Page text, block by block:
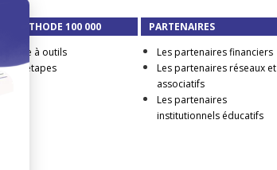
LA MÉTHODE 100 000
boite à outils
Les étapes
PARTENAIRES
Les partenaires financiers
Les partenaires réseaux et
associatifs
Les partenaires
institutionnels éducatifs